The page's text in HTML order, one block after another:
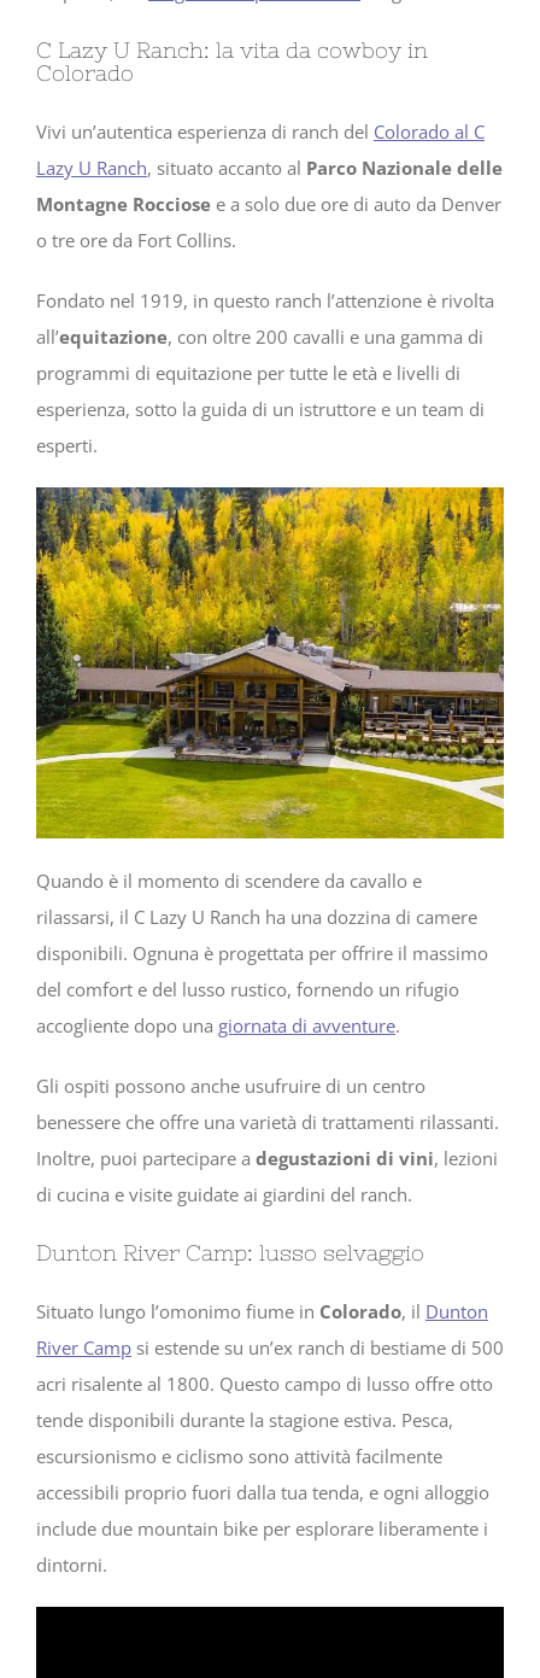
C Lazy U Ranch: la vita da cowboy in
Colorado
Vivi un’autentica esperienza di ranch del Colorado al C
Lazy U Ranch, situato accanto al Parco Nazionale delle
Montagne Rocciose e a solo due ore di auto da Denver
o tre ore da Fort Collins.
Fondato nel 1919, in questo ranch l’attenzione è rivolta
all’equitazione, con oltre 200 cavalli e una gamma di
programmi di equitazione per tutte le età e livelli di
esperienza, sotto la guida di un istruttore e un team di
esperti.
Quando è il momento di scendere da cavallo e
rilassarsi, il C Lazy U Ranch ha una dozzina di camere
disponibili. Ognuna è progettata per offrire il massimo
del comfort e del lusso rustico, fornendo un rifugio
accogliente dopo una giornata di avventure.
Gli ospiti possono anche usufruire di un centro
benessere che offre una varietà di trattamenti rilassanti.
Inoltre, puoi partecipare a degustazioni di vini, lezioni
di cucina e visite guidate ai giardini del ranch.
Dunton River Camp: lusso selvaggio
Situato lungo l’omonimo fiume in Colorado, il Dunton
River Camp si estende su un’ex ranch di bestiame di 500
acri risalente al 1800. Questo campo di lusso offre otto
tende disponibili durante la stagione estiva. Pesca,
escursionismo e ciclismo sono attività facilmente
accessibili proprio fuori dalla tua tenda, e ogni alloggio
include due mountain bike per esplorare liberamente i
dintorni.